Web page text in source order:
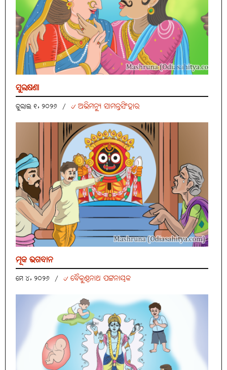
ସୁଲକ୍ଷଣା
ଜୁଲାଇ ୧, ୨୦୨୬ / ୰ ଅଭିମନ୍ୟୁ ସାମନ୍ତସିଂହାର
ମୂକ ଭଗବାନ
ମେ ୪, ୨୦୨୬ / ୰ ବୈକୁଣ୍ଠନାଥ ପଟ୍ଟନାୟକ